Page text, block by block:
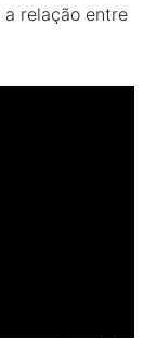
relação entre